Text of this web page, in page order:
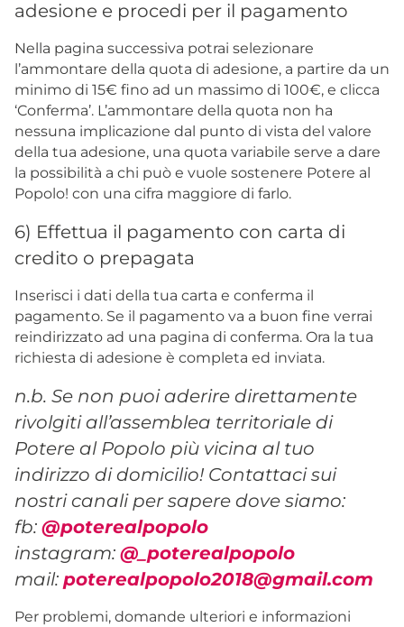
adesione e procedi per il pagamento
Nella pagina successiva potrai selezionare
l’ammontare della quota di adesione, a partire da un
minimo di 15€ fino ad un massimo di 100€, e clicca
‘Conferma’. L’ammontare della quota non ha
nessuna implicazione dal punto di vista del valore
della tua adesione, una quota variabile serve a dare
la possibilità a chi può e vuole sostenere Potere al
Popolo! con una cifra maggiore di farlo.
6) Effettua il pagamento con carta di
credito o prepagata
Inserisci i dati della tua carta e conferma il
pagamento. Se il pagamento va a buon fine verrai
reindirizzato ad una pagina di conferma. Ora la tua
richiesta di adesione è completa ed inviata.
n.b. Se non puoi aderire direttamente
rivolgiti all’assemblea territoriale di
Potere al Popolo più vicina al tuo
indirizzo di domicilio! Contattaci sui
nostri canali per sapere dove siamo:
fb: @poterealpopolo
instagram: @_poterealpopolo
mail: poterealpopolo2018@gmail.com
Per problemi, domande ulteriori e informazioni